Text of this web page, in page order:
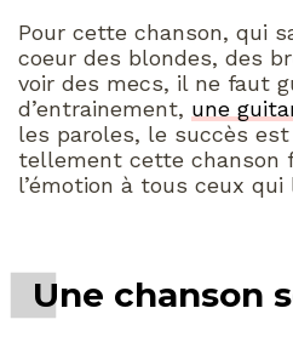
Pour cette chanson, qui
coeur des blondes, des
voir des mecs, il ne faut
d’entrainement, une
les paroles, le succès
tellement cette chanson
l’émotion à tous ceux qui
Une chanson